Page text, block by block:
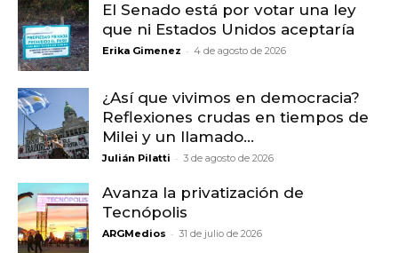
El Senado está por votar una ley
que ni Estados Unidos aceptaría
Erika Gimenez - 4 de agosto de 2026
¿Así que vivimos en democracia?
Reflexiones crudas en tiempos de
Milei y un llamado...
Julián Pilatti - 3 de agosto de 2026
Avanza la privatización de
Tecnópolis
ARGMedios - 31 de julio de 2026